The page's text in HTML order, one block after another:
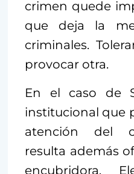
crimen quede
que deja la
criminales.
provocar otra.
En el caso de
institucional que
atención del
resulta además
encubridora.